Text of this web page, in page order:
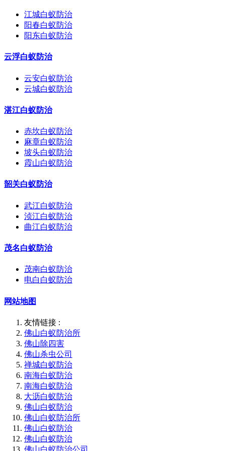
江城白蚁防治
阳春白蚁防治
阳东白蚁防治
云浮白蚁防治
云安白蚁防治
云城白蚁防治
湛江白蚁防治
赤坎白蚁防治
麻章白蚁防治
坡头白蚁防治
霞山白蚁防治
韶关白蚁防治
武江白蚁防治
浈江白蚁防治
曲江白蚁防治
茂名白蚁防治
茂南白蚁防治
电白白蚁防治
网站地图
友情链接 :
佛山白蚁防治所
佛山除四害
佛山杀虫公司
禅城白蚁防治
南海白蚁防治
南海白蚁防治
大沥白蚁防治
佛山白蚁防治
佛山白蚁防治所
佛山白蚁防治
佛山白蚁防治
佛山白蚁防治公司